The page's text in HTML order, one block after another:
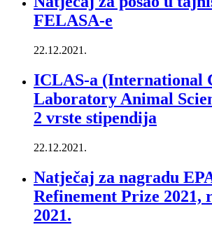
FELASA-e
22.12.2021.
ICLAS-a (International
Laboratory Animal
2 vrste stipendija
22.12.2021.
Natječaj za nagradu
Refinement Prize 2021,
2021.